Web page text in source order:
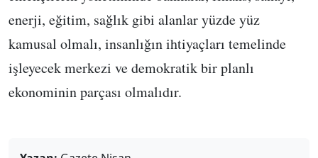
enerji, eğitim, sağlık gibi alanlar yüzde yüz
kamusal olmalı, insanlığın ihtiyaçları temelinde
işleyecek merkezi ve demokratik bir planlı
ekonominin parçası olmalıdır.